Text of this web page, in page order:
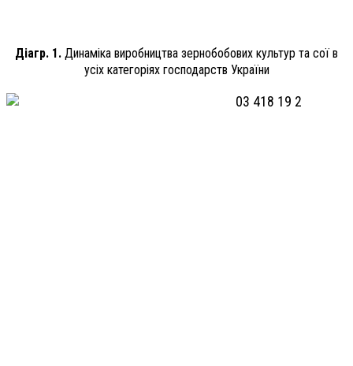
Діагр. 1. Динаміка виробництва зернобобових культур та сої в
усіх категоріях господарств України